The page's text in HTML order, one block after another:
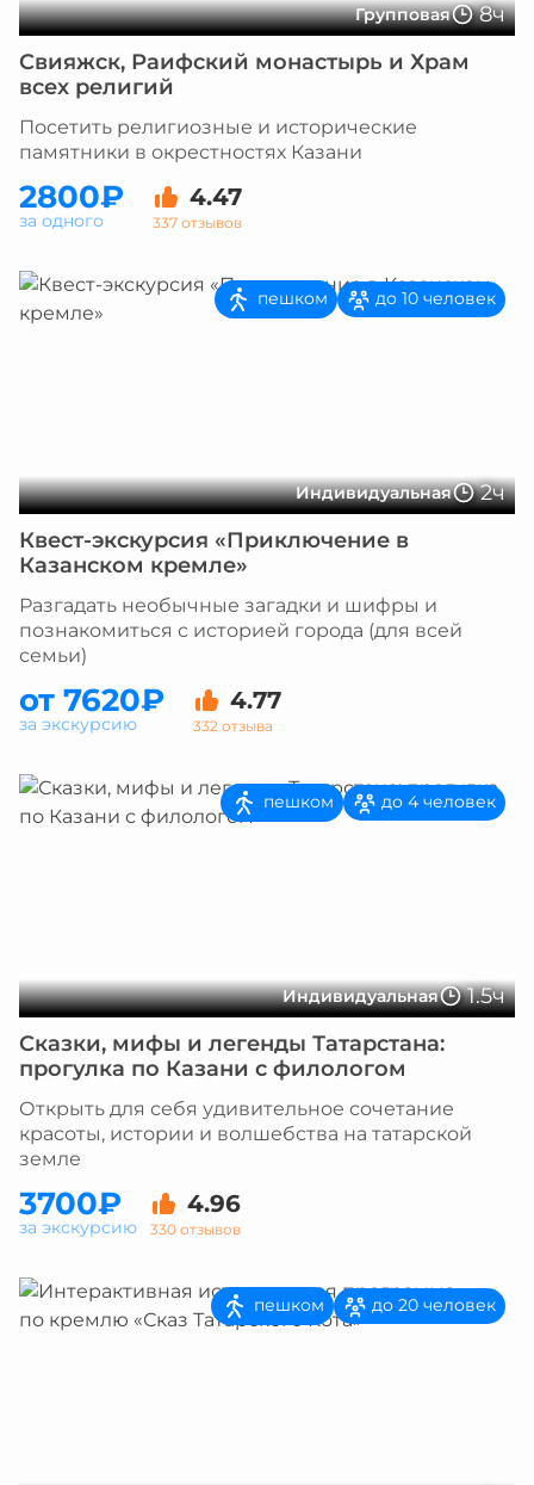
Групповая 8ч
Свияжск, Раифский монастырь и Храм
всех религий
Посетить религиозные и исторические
памятники в окрестностях Казани
2800₽ 4.47
337 отзывов
за одного
Индивидуальная 2ч
пешком до 10 человек
Квест-экскурсия «Приключение в
Казанском кремле»
Разгадать необычные загадки и шифры и
познакомиться с историей города (для всей
семьи)
от 7620₽ 4.77
332 отзыва
за экскурсию
Индивидуальная 1.5ч
пешком до 4 человек
Сказки, мифы и легенды Татарстана:
прогулка по Казани с филологом
Открыть для себя удивительное сочетание
красоты, истории и волшебства на татарской
земле
3700₽ 4.96
330 отзывов
за экскурсию
пешком до 20 человек